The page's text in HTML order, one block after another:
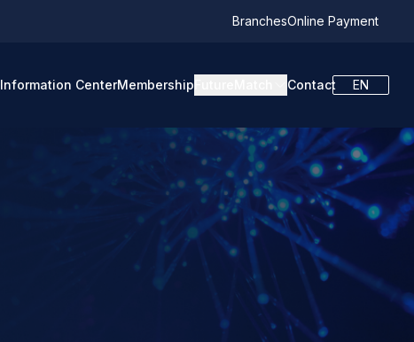
BranchesOnline Payment
Information CenterMembership Contact EN